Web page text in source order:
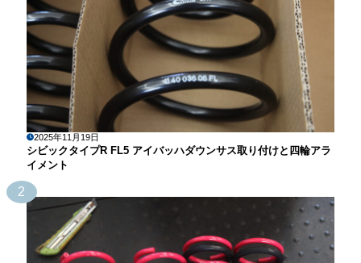
2025年11月19日
シビックタイプR FL5 アイバッハダウンサス取り付けと四輪アラ
イメント
2